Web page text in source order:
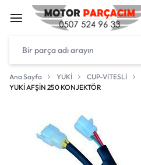
Ana Sayfa YUKİ CUP-VİTESLİ
YUKİ AFŞİN 250 KONJEKTÖR